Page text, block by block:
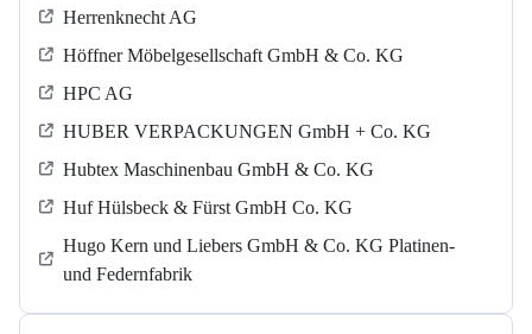
Herrenknecht AG
Höffner Möbelgesellschaft GmbH & Co. KG
HPC AG
HUBER VERPACKUNGEN GmbH + Co. KG
Hubtex Maschinenbau GmbH & Co. KG
Huf Hülsbeck & Fürst GmbH Co. KG
Hugo Kern und Liebers GmbH & Co. KG Platinen-
und Federnfabrik